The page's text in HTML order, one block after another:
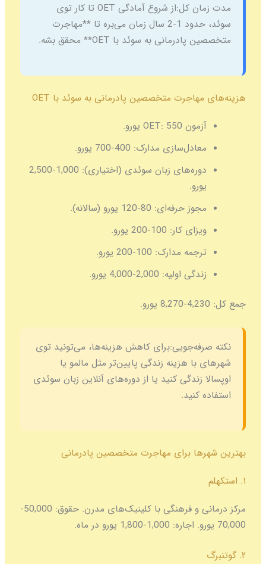
مدت زمان کل:
از شروع آمادگی OET تا کار توی
سوئد، حدود 1-2 سال زمان می‌بره تا **مهاجرت
متخصصین پادرمانی به سوئد با OET** محقق بشه.
هزینه‌های مهاجرت متخصصین پادرمانی به سوئد با OET
آزمون OET: 550 یورو.
معادل‌سازی مدارک:
دوره‌های زبان سوئدی (اختیاری):
1,000-2,500
یورو.
مجوز حرفه‌ای:
ویزای کار:
ترجمه مدارک:
زندگی اولیه:
جمع کل:
نکته صرفه‌جویی:برای کاهش هزینه‌ها، می‌تونید توی
شهرهای با هزینه زندگی پایین‌تر مثل مالمو یا
اوپسالا زندگی کنید یا از دوره‌های آنلاین زبان سوئدی
استفاده کنید.
بهترین شهرها برای مهاجرت متخصصین پادرمانی
۱. استکهلم
مرکز درمانی و فرهنگی با کلینیک‌های مدرن. حقوق: 50,000-
70,000 یورو. اجاره: 1,000-1,800 یورو در ماه.
۲. گوتنبرگ